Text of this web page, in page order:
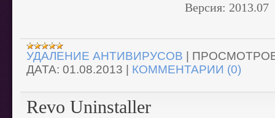
Версия: 2013.07
УДАЛЕНИЕ АНТИВИРУСОВ
ДАТА: 01.08.2013 КОММЕНТАРИИ (0)
Revo Uninstaller